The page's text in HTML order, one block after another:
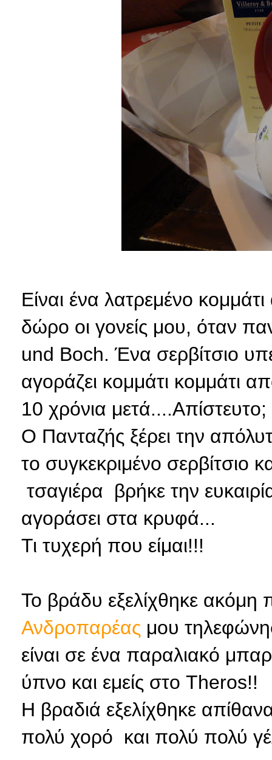
Είναι ένα λατρεμένο
δώρο οι γονείς μου, όταν
und Boch. Ένα σερβίτσιο
αγοράζει κομμάτι κομμάτι
10 χρόνια μετά....Απίστευτο;
Ο Πανταζής ξέρει την
το συγκεκριμένο σερβίτσιο
τσαγιέρα βρήκε την
αγοράσει στα κρυφά...
Τι τυχερή που είμαι!!!
Το βράδυ εξελίχθηκε ακόμη
Ανδροπαρέας μου
είναι σε ένα παραλιακό
ύπνο και εμείς στο Theros!!
H βραδιά εξελίχθηκε
πολύ χορό και πολύ πολύ